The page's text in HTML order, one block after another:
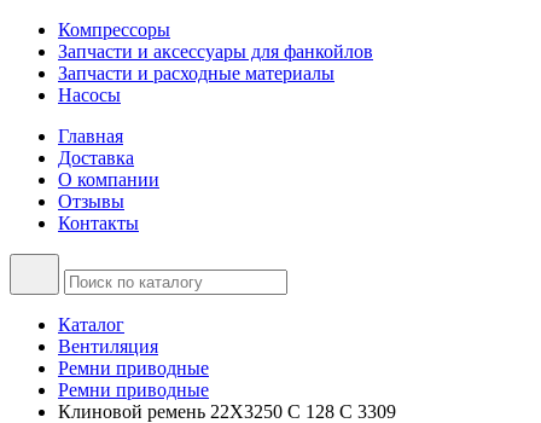
Компрессоры
Запчасти и аксессуары для фанкойлов
Запчасти и расходные материалы
Насосы
Главная
Доставка
О компании
Отзывы
Контакты
Каталог
Вентиляция
Ремни приводные
Ремни приводные
Клиновой ремень 22X3250 C 128 C 3309